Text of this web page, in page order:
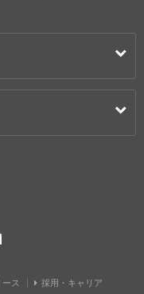
シリーズ)
ース 採用・キャリア